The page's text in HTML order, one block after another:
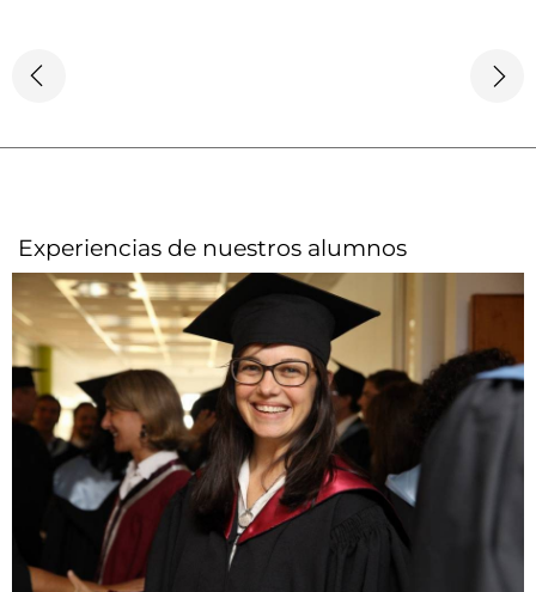
Experiencias de nuestros alumnos​